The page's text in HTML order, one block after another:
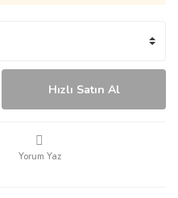
Hızlı Satın Al
Yorum Yaz